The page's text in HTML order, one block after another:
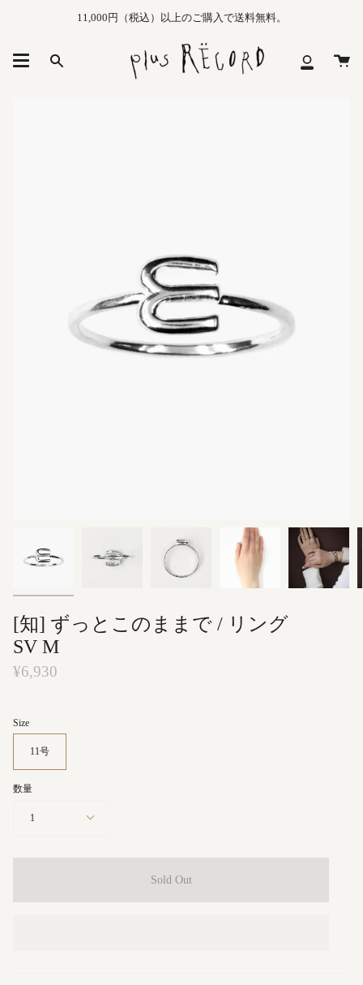
11,000円（税込）以上のご購入で送料無料。
Search
マ
カ
[知] ずっとこのままで / リング
SV M
¥6,930
Size
11号
数量
1
Sold Out